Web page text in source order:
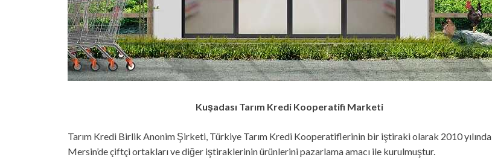
Kuşadası Tarım Kredi Kooperatifi Marketi
Tarım Kredi Birlik Anonim Şirketi, Türkiye Tarım Kredi Kooperatiflerinin bir iştiraki olarak 2010 yılında
Mersin’de çiftçi ortakları ve diğer iştiraklerinin ürünlerini pazarlama amacı ile kurulmuştur.